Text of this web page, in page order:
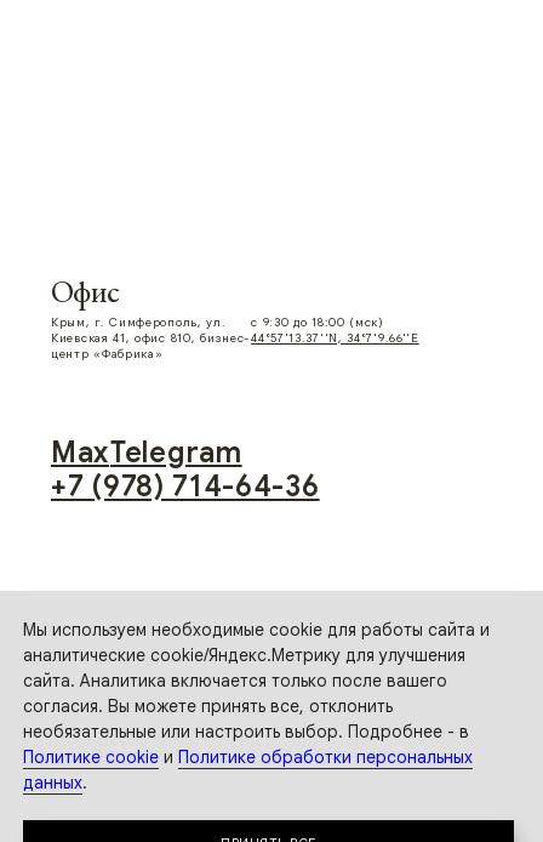
Мы используем необходимые cookie для работы сайта и
аналитические cookie/Яндекс.Метрику для улучшения
сайта. Аналитика включается только после вашего
согласия. Вы можете принять все, отклонить
необязательные или настроить выбор. Подробнее - в
Политике cookie и Политике обработки персональных
данных.